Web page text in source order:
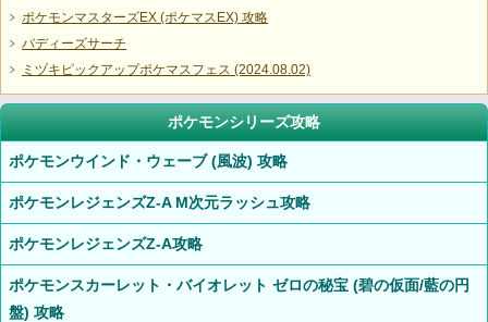
ポケモンマスターズEX (ポケマスEX) 攻略
バディーズサーチ
ミヅキピックアップポケマスフェス (2024.08.02)
ポケモンシリーズ攻略
ポケモンウインド・ウェーブ (風波) 攻略
ポケモンレジェンズZ-A M次元ラッシュ攻略
ポケモンレジェンズZ-A攻略
ポケモンスカーレット・バイオレット ゼロの秘宝 (碧の仮面/藍の円
盤) 攻略